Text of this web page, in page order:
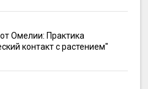
Омелии: Практика
контакт с растением"